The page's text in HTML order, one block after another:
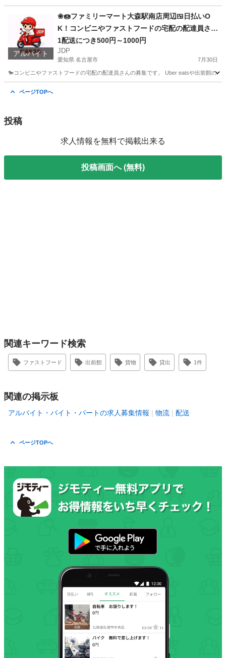
ファストフード
アルバイト
❀🍩ファミリーマート大森駅南店周辺🍱日払いO
K！コンビニやファストフードの宅配の配達員さん
の募集です！
1配送につき500円～1000円
JDP
愛知県 名古屋市 7月30日
🐎コンビニやファストフードの宅配の配達員さんの募集です。 Uber eatsや出前館の
ページTOPへ
投稿
求人情報を無料で掲載出来る
投稿画面へ (無料)
関連キーワード検索
ファストフード 出前館 貨物 貸出 1件
関連の掲示板
アルバイト・バイト・パートの求人募集情報 物流 配送
ページTOPへ